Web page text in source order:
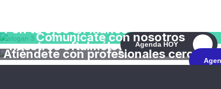
Pon tu ojos en manos de
nuestros oftalmólogosAgenda HOY
Comunícate con nosotros
Atiéndete con profesionales cerca de